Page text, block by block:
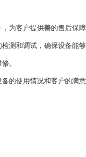
为客户提供善的售后保
测和调试，确保设备能
。
的使用情况和客户的满